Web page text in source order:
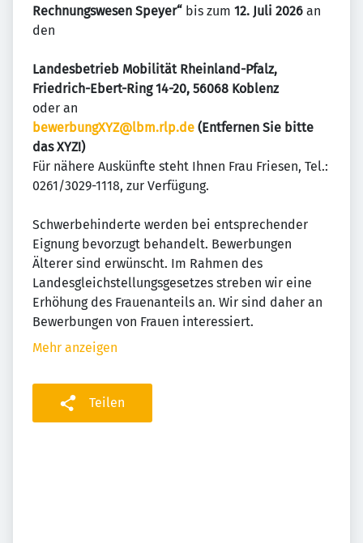
Rechnungswesen Speyer“ bis zum 12. Juli 2026 an
den
Landesbetrieb Mobilität Rheinland-Pfalz,
Friedrich-Ebert-Ring 14-20, 56068 Koblenz
oder an
bewerbungXYZ@lbm.rlp.de (Entfernen Sie bitte
das XYZ!)
Für nähere Auskünfte steht Ihnen Frau Friesen, Tel.:
0261/3029-1118, zur Verfügung.
Schwerbehinderte werden bei entsprechender
Eignung bevorzugt behandelt. Bewerbungen
Älterer sind erwünscht. Im Rahmen des
Landesgleichstellungsgesetzes streben wir eine
Erhöhung des Frauenanteils an. Wir sind daher an
Bewerbungen von Frauen interessiert.
Mehr anzeigen
Teilen